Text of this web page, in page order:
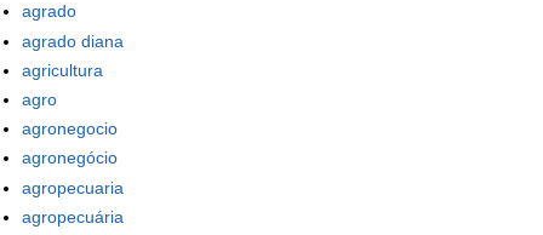
agrado
agrado diana
agricultura
agro
agronegocio
agronegócio
agropecuaria
agropecuária